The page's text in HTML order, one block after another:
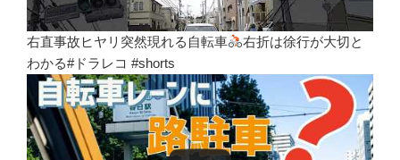
右直事故ヒヤリ突然現れる自転車
右折は徐行が大切と
わかる#ドラレコ #shorts